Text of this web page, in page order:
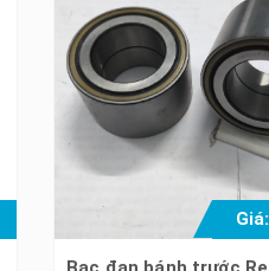
Giá: